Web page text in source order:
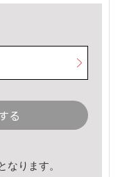
る
なります。